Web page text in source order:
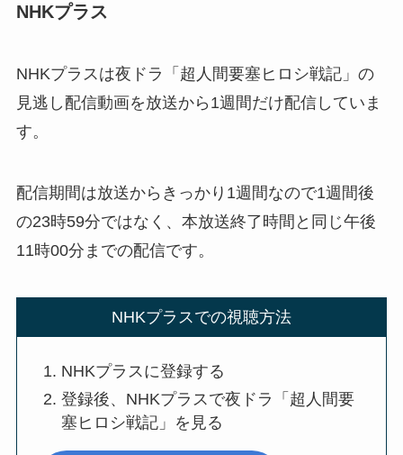
NHKプラス
NHKプラスは夜ドラ「超人間要塞ヒロシ戦記」の
見逃し配信動画を放送から1週間だけ配信していま
す。
配信期間は放送からきっかり1週間なので1週間後
の23時59分ではなく、本放送終了時間と同じ午後
11時00分までの配信です。
NHKプラスでの視聴方法
NHKプラスに登録する
登録後、NHKプラスで夜ドラ「超人間要
塞ヒロシ戦記」を見る